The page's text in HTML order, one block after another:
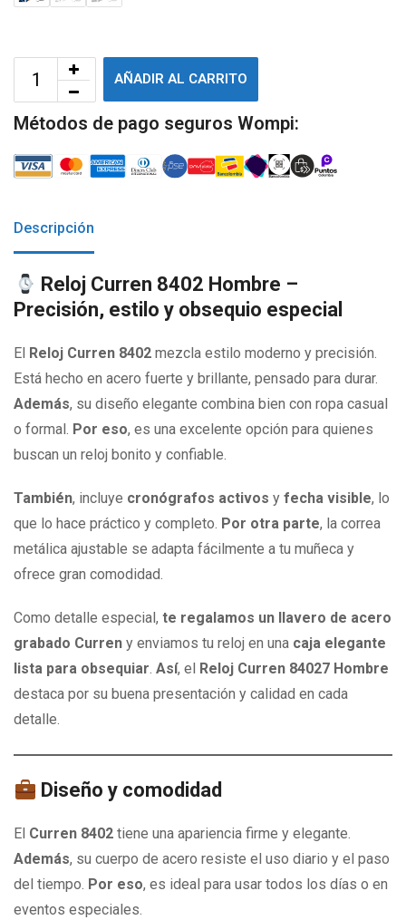
AÑADIR AL CARRITO
Métodos de pago seguros Wompi:
Descripción
Reloj Curren 8402 Hombre –
Precisión, estilo y obsequio especial
El Reloj Curren 8402 mezcla estilo moderno y precisión.
Está hecho en acero fuerte y brillante, pensado para durar.
Además, su diseño elegante combina bien con ropa casual
o formal. Por eso, es una excelente opción para quienes
buscan un reloj bonito y confiable.
También, incluye cronógrafos activos y fecha visible, lo
que lo hace práctico y completo. Por otra parte, la correa
metálica ajustable se adapta fácilmente a tu muñeca y
ofrece gran comodidad.
Como detalle especial, te regalamos un llavero de acero
grabado Curren y enviamos tu reloj en una caja elegante
lista para obsequiar. Así, el
Reloj Curren 84027 Hombre
destaca por su buena presentación y calidad en cada
detalle.
Diseño y comodidad
El Curren 8402 tiene una apariencia firme y elegante.
Además, su cuerpo de acero resiste el uso diario y el paso
del tiempo. Por eso, es ideal para usar todos los días o en
eventos especiales.